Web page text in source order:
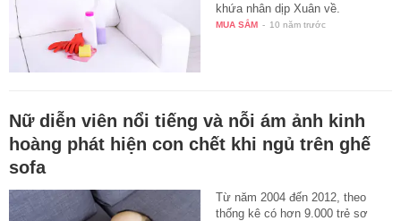
khứa nhân dịp Xuân về.
MUA SẮM - 10 năm trước
Nữ diễn viên nổi tiếng và nỗi ám ảnh kinh
hoàng phát hiện con chết khi ngủ trên ghế
sofa
Từ năm 2004 đến 2012, theo
thống kê có hơn 9.000 trẻ sơ